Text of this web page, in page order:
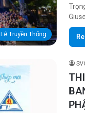
Lễ Truyền Thống